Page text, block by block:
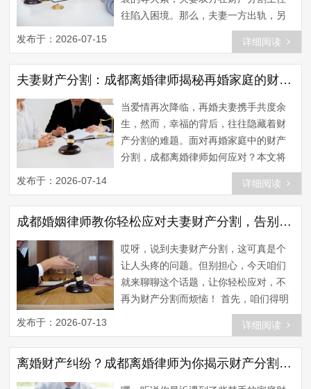
规定，夫妻共同财产在...
往陷入困境。那么，夫妻一方出轨，另
一方能否因此实现“净身出户”呢？今天，
我们就来聊聊这个话题。 首先，我们要
明确一点：出轨并非法定离婚理由。在
我国《婚姻法》中，法定离婚理由包
暴力、虐待、遗弃家庭成员等。出轨并
不在法定离婚理由之列，因此，出轨一
方并不能因此获得“净身...
发布于：2026-07-15 详细阅读
夫妻财产分割：成都离婚律师揭秘再婚家庭的财富保卫战
当爱情再次降临，再婚夫妻携手共度余
生，然而，幸福的背后，往往隐藏着财
产分割的难题。面对再婚家庭中的财产
分割，成都离婚律师如何应对？本文将
为你揭秘再婚家庭财产分割的技巧与策
略。 一、再婚家庭财产分割的难点 财产
来源复杂 再婚家庭中，夫妻双方的财产
往往来源复杂，包括婚前财产、婚后共
产分割过程中，如何界定各类财产的归
属，成为一大难题。 双方利益诉求不同
再婚家庭...
发布于：2026-07-14 详细阅读
成都婚姻律师教你轻松应对夫妻财产分割，告别繁琐！
哎呀，说到夫妻财产分割，这可真是个
让人头疼的问题。但别担心，今天咱们
就来聊聊这个话题，让你轻松应对，不
再为财产分割而烦恼！ 首先，咱们得明
白，夫妻财产分割是指夫妻在离婚或婚
姻关系终止时，对共同财产进行分割的
过程。这可是成都婚姻律师的拿手好
戏，下面我就来给你支几招，让你在分
发布于：2026-07-13 详细阅读
离婚财产纠纷？成都离婚律师为你揭示财产分割那些事儿